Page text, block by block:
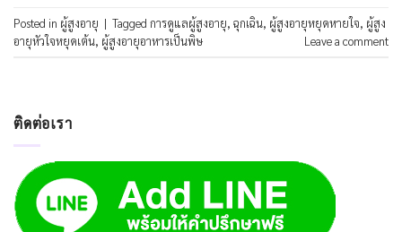
Posted in ผู้สูงอายุ | Tagged การดูแลผู้สูงอายุ, ฉุกเฉิน, ผู้สูงอายุหยุดหายใจ, ผู้สูง
อายุหัวใจหยุดเต้น, ผู้สูงอายุอาหารเป็นพิษ Leave a comment
ติดต่อเรา